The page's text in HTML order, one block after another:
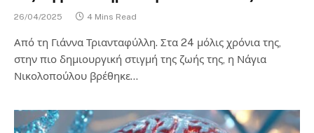
26/04/2025 4 Mins Read
Από τη Γιάννα Τριανταφύλλη. Στα 24 μόλις χρόνια της,
στην πιο δημιουργική στιγμή της ζωής της, η Νάγια
Νικολοπούλου βρέθηκε…